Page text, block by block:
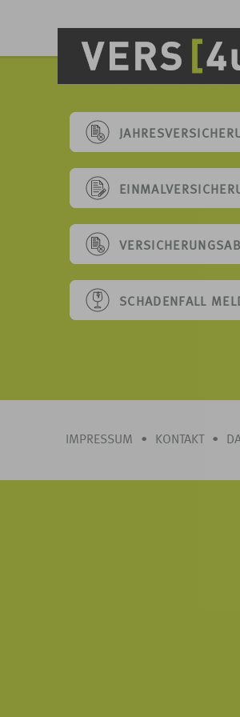
SCHADENFALL
IMPRESSUM • KONTAKT •